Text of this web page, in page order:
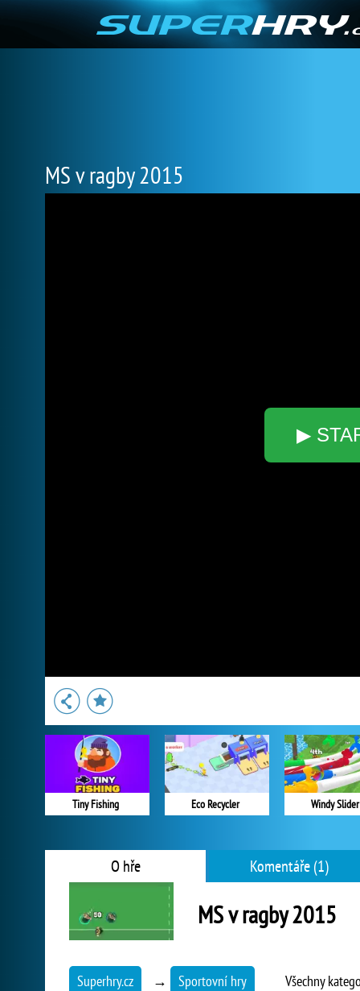
MS v ragby 2015
▶
Tiny Fishing Eco Recycler Windy Slider
O hře Komentáře (1)
MS v ragby 2015
Superhry.cz → Sportovní hry Všechny